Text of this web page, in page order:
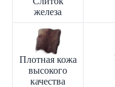
железа
Плотная кожа
высокого
качества